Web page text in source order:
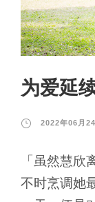
为爱延
2022年06月24
「虽然慧欣
不时烹调她